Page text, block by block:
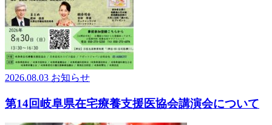
2026.08.03 お知らせ
第14回岐阜県在宅療養支援医協会講演会について